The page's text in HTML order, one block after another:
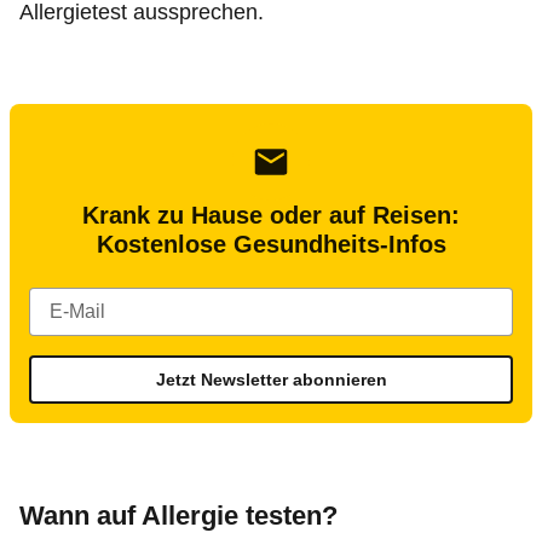
Allergietest aussprechen.
Krank zu Hause oder auf Reisen:
Kostenlose Gesundheits-Infos
Jetzt Newsletter abonnieren
Wann auf Allergie testen?